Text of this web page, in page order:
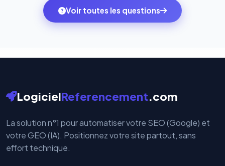
votre historique.
monde. Vos données bancaires ne transitent jamais
par nos serveurs — elles sont gérées directement et
Voir toutes les questions
LogicielReferencement.com
La solution n°1 pour automatiser votre SEO (Google) et
votre GEO (IA). Positionnez votre site partout, sans
effort technique.